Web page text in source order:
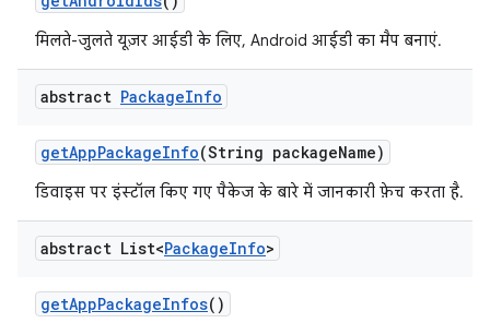
मिलते-जुलते यूज़र आईडी के लिए, Android आईडी का मैप बनाएं.
abstract PackageInfo
getAppPackageInfo(String packageName)
डिवाइस पर इंस्टॉल किए गए पैकेज के बारे में जानकारी फ़ेच करता है.
abstract List<PackageInfo>
getAppPackageInfos()